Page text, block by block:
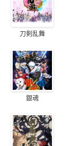
刀剣乱舞
銀魂